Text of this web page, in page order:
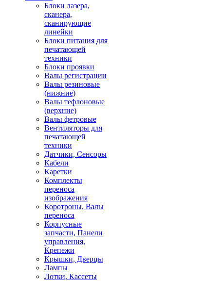
Блоки лазера,
сканера,
сканирующие
линейки
Блоки питания для
печатающей
техники
Блоки проявки
Валы регистрации
Валы резиновые
(нижние)
Валы тефлоновые
(верхние)
Валы фетровые
Вентиляторы для
печатающей
техники
Датчики, Сенсоры
Кабели
Каретки
Комплекты
переноса
изображения
Коротроны, Валы
переноса
Корпусные
запчасти, Панели
управления,
Крепежи
Крышки, Дверцы
Лампы
Лотки, Кассеты